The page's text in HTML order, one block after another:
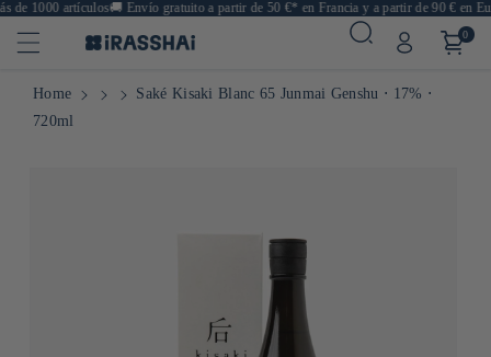
1000 artículos🚚Envío gratuito a partir de 50 €* en Francia y a partir de 90 € en
0
Home
Saké Kisaki Blanc 65 Junmai Genshu ⋅ 17% ⋅
720ml